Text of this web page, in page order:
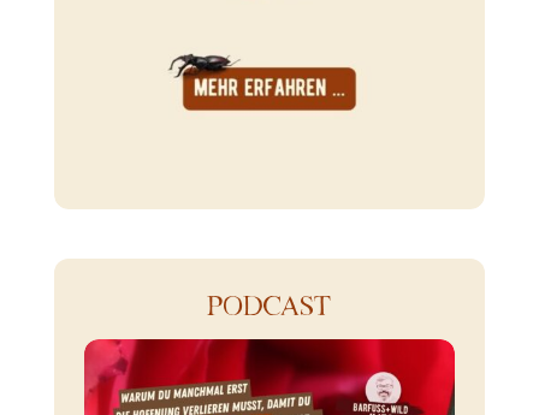
PODCAST